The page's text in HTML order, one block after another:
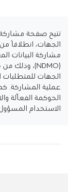
تتيح صفحة مشاركة
الجهات، انطلاقًا
مشاركة البيانات
(
NDMO)، وذلك من
الجهات للمتطلبات
عملية المشاركة.
الحوكمة الفعّالة
الاستخدام المسؤول